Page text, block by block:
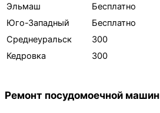
Эльмаш
Бесплатно
Юго-Западный
Бесплатно
Среднеуральск
300
Кедровка
300
Ремонт посудомоечной